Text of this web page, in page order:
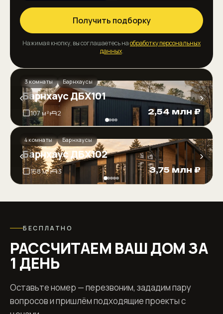
Получить подборку
Нажимая кнопку, вы соглашаетесь наобработку персональных
данных.
‹ ›
3 комнаты Барнхаусы
Барнхаус ДБХ101
107 м² 2 2,54 млн ₽
‹ ›
4 комнаты Барнхаусы
Барнхаус ДБХ102
158 м² 3 3,75 млн ₽